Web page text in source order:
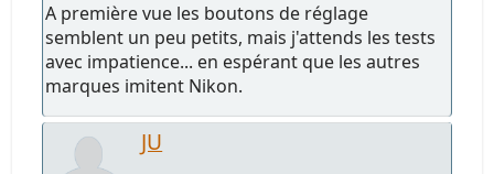
A première vue les boutons de réglage
semblent un peu petits, mais j'attends les tests
avec impatience... en espérant que les autres
marques imitent Nikon.
JU